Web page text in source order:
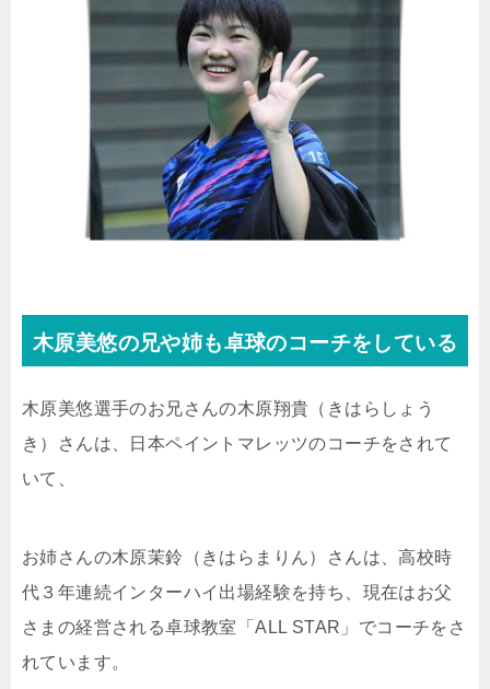
木原美悠の兄や姉も卓球のコーチをしている
木原美悠選手のお兄さんの木原翔貴（きはらしょう
き）さんは、日本ペイントマレッツのコーチをされて
いて、
お姉さんの木原茉鈴（きはらまりん）さんは、高校時
代３年連続インターハイ出場経験を持ち、現在はお父
さまの経営される卓球教室「ALL STAR」でコーチをさ
れています。